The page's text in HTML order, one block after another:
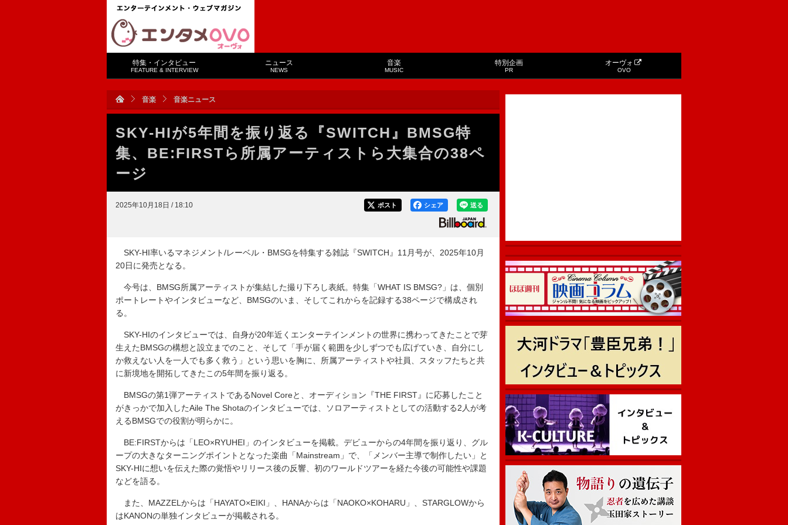
特集・インタビュー
FEATURE & INTERVIEW
ニュース
NEWS
音楽
MUSIC
特別企画
PR
オーヴォ
OVO
音楽 音楽ニュース
SKY-HIが5年間を振り返る『SWITCH』BMSG特
集、BE:FIRSTら所属アーティストら大集合の38ペ
ージ
2025年10月18日 / 18:10 送る
シェア
ポスト
SKY-HI率いるマネジメント/レーベル・BMSGを特集する雑誌『SWITCH』11月号が、2025年10月
20日に発売となる。
今号は、BMSG所属アーティストが集結した撮り下ろし表紙。特集「WHAT IS BMSG?」は、個別
ポートレートやインタビューなど、BMSGのいま、そしてこれからを記録する38ページで構成され
る。
SKY-HIのインタビューでは、自身が20年近くエンターテインメントの世界に携わってきたことで芽
生えたBMSGの構想と設立までのこと、そして「手が届く範囲を少しずつでも広げていき、自分にし
か救えない人を一人でも多く救う」という思いを胸に、所属アーティストや社員、スタッフたちと共
に新境地を開拓してきたこの5年間を振り返る。
BMSGの第1弾アーティストであるNovel Coreと、オーディション『THE FIRST』に応募したこと
がきっかで加入したAile The Shotaのインタビューでは、ソロアーティストとしての活動する2人が考
えるBMSGでの役割が明らかに。
BE:FIRSTからは「LEO×RYUHEI」のインタビューを掲載。デビューからの4年間を振り返り、グル
ープの大きなターニングポイントとなった楽曲「Mainstream」で、「メンバー主導で制作したい」と
SKY-HIに想いを伝えた際の覚悟やリリース後の反響、初のワールドツアーを経た今後の可能性や課題
などを語る。
また、MAZZELからは「HAYATO×EIKI」、HANAからは「NAOKO×KOHARU」、STARGLOWから
はKANONの単独インタビューが掲載される。